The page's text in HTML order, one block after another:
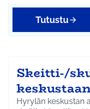
Tutustu
Skeitti-/
Hyrylän keskustan